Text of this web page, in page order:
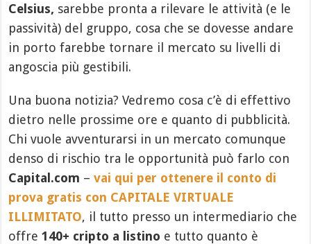
Celsius, sarebbe pronta a rilevare le attività (e le
passività) del gruppo, cosa che se dovesse andare
in porto farebbe tornare il mercato su livelli di
angoscia più gestibili.
Una buona notizia? Vedremo cosa c’è di effettivo
dietro nelle prossime ore e quanto di pubblicità.
Chi vuole avventurarsi in un mercato comunque
denso di rischio tra le opportunità può farlo con
Capital.com –vai qui per ottenere il conto di
prova gratis con CAPITALE VIRTUALE
ILLIMITATO, il tutto presso un intermediario che
offre140+ cripto a listino e tutto quanto è